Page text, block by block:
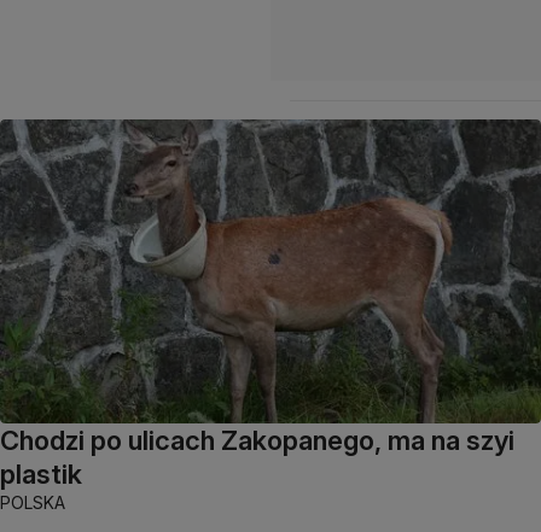
Chodzi po ulicach Zakopanego, ma na szyi
plastik
POLSKA